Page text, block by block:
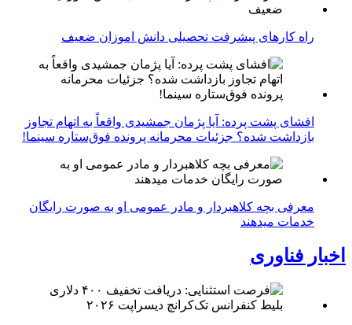
راه کارهای پیشرفت تحصیلی دانش اموزان ضعیف
افشای پشت پرده: آیا پژمان جمشیدی واقعاً به اتهام تجاوز
بازداشت شده؟ جزئیات محرمانه پرونده فوق‌ستاره سینما!
معرفی بچه کلاهبردار و مادر عمومی او به صورت رایگان
خدمات میدهند
اخبار فناوری